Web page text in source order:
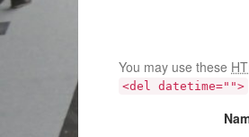
You may use these
<del datetime="">